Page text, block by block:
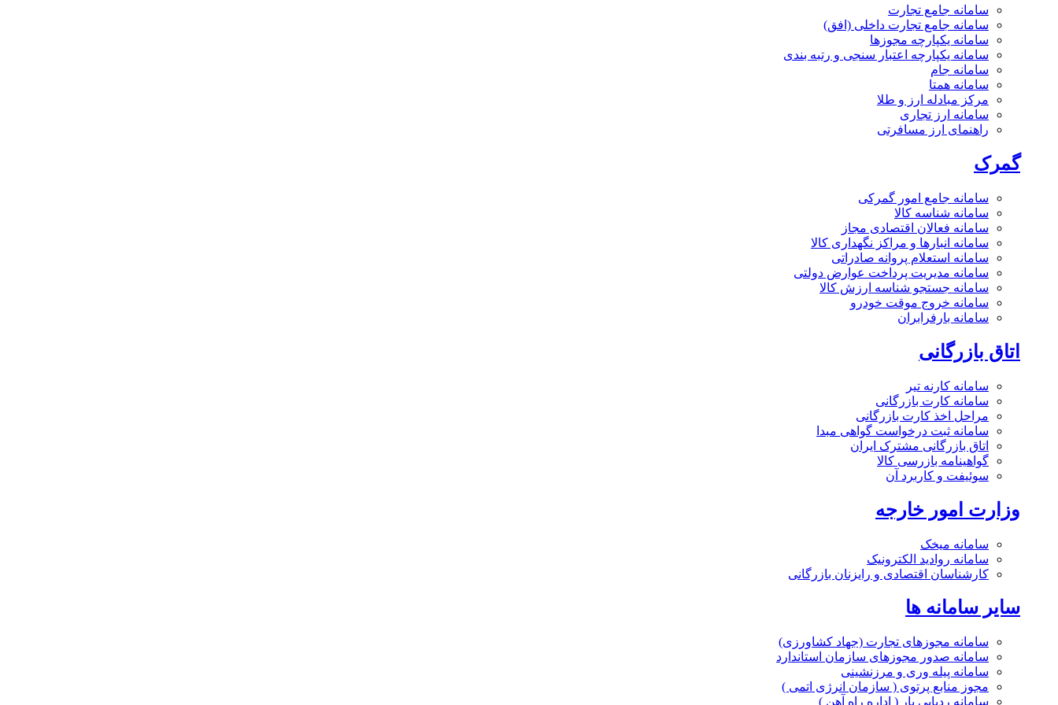
سامانه جامع تجارت
سامانه جامع تجارت داخلی (افق)
سامانه یکپارچه مجوزها
سامانه یکپارچه اعتبار سنجی و رتبه بندی
سامانه جام
سامانه همتا
مرکز مبادله ارز و طلا
سامانه ارز تجاری
راهنمای ارز مسافرتی
گمرک
سامانه جامع امور گمرکی
سامانه شناسه کالا
سامانه فعالان اقتصادی مجاز
سامانه انبارها و مراکز نگهداری کالا
سامانه استعلام پروانه صادراتی
سامانه مدیریت پرداخت عوارض دولتی
سامانه جستجو شناسه ارزش کالا
سامانه خروج موقت خودرو
سامانه بارفرابران
اتاق بازرگانی
سامانه کارنه تیر
سامانه کارت بازرگانی
مراحل اخذ کارت بازرگانی
سامانه ثبت درخواست گواهی مبدا
اتاق بازرگانی مشترک ایران
گواهینامه بازرسی کالا
سوئیفت و کاربرد آن
وزارت امور خارجه
سامانه میخک
سامانه روادید الکترونیک
کارشناسان اقتصادی و رایزنان بازرگانی
سایر سامانه ها
سامانه مجوزهای تجارت (جهاد کشاورزی)
سامانه صدور مجوزهای سازمان استاندارد
سامانه پیله وری و مرزنشینی
مجوز منابع پرتوی ( سازمان انرژی اتمی )
سامانه ردیابی بار ( اداره راه آهن )